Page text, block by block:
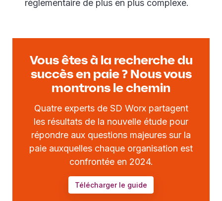
réglementaire de plus en plus complexe.
Vous êtes à la recherche du
succès en paie ? Nous vous
montrons le chemin
Quatre experts de SD Worx partagent
les résultats de la nouvelle étude pour
répondre aux questions majeures sur la
paie auxquelles chaque organisation est
confrontée en 2024.
Télécharger le guide